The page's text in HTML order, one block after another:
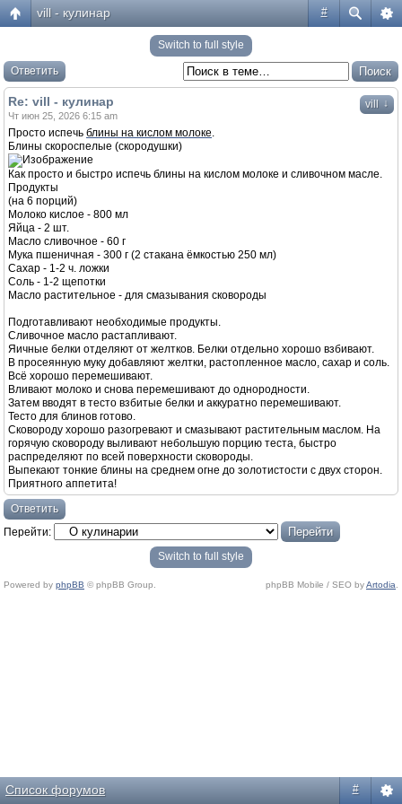
#
vill - кулинар
Switch to full style
Ответить
vill ↓
Re: vill - кулинар
Чт июн 25, 2026 6:15 am
Просто испечь блины на кислом молоке.
Блины скороспелые (скородушки)
Как просто и быстро испечь блины на кислом молоке и сливочном масле.
Продукты
(на 6 порций)
Молоко кислое - 800 мл
Яйца - 2 шт.
Масло сливочное - 60 г
Мука пшеничная - 300 г (2 стакана ёмкостью 250 мл)
Сахар - 1-2 ч. ложки
Соль - 1-2 щепотки
Масло растительное - для смазывания сковороды
Подготавливают необходимые продукты.
Сливочное масло растапливают.
Яичные белки отделяют от желтков. Белки отдельно хорошо взбивают.
В просеянную муку добавляют желтки, растопленное масло, сахар и соль.
Всё хорошо перемешивают.
Вливают молоко и снова перемешивают до однородности.
Затем вводят в тесто взбитые белки и аккуратно перемешивают.
Тесто для блинов готово.
Сковороду хорошо разогревают и смазывают растительным маслом. На
горячую сковороду выливают небольшую порцию теста, быстро
распределяют по всей поверхности сковороды.
Выпекают тонкие блины на среднем огне до золотистости с двух сторон.
Приятного аппетита!
Ответить
Перейти:
Switch to full style
Powered by phpBB © phpBB Group. phpBB Mobile / SEO byArtodia
Список форумов #